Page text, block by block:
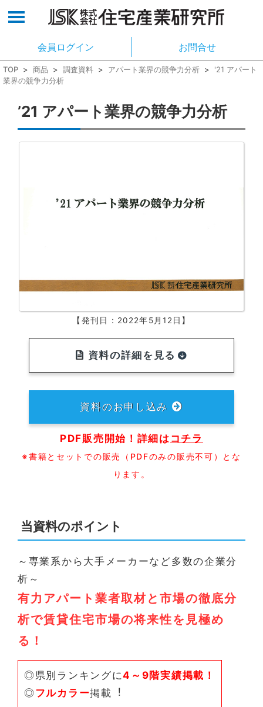
会員ログイン お問合せ
TOP > 商品 > 調査資料 > アパート業界の競争力分析 > '21 アパート
業界の競争力分析
’21 アパート業界の競争力分析
【発刊日：2022年5月12日】
資料の詳細を見る
資料のお申し込み
PDF販売開始！詳細は コチラ
※書籍とセットでの販売（PDFのみの販売不可）とな
ります。
当資料のポイント
～専業系から大手メーカーなど多数の企業分
析～
有力アパート業者取材と市場の徹底分
析で賃貸住宅市場の将来性を見極め
る！
◎県別ランキングに4～9階実績掲載！
◎ フルカラー掲載︕